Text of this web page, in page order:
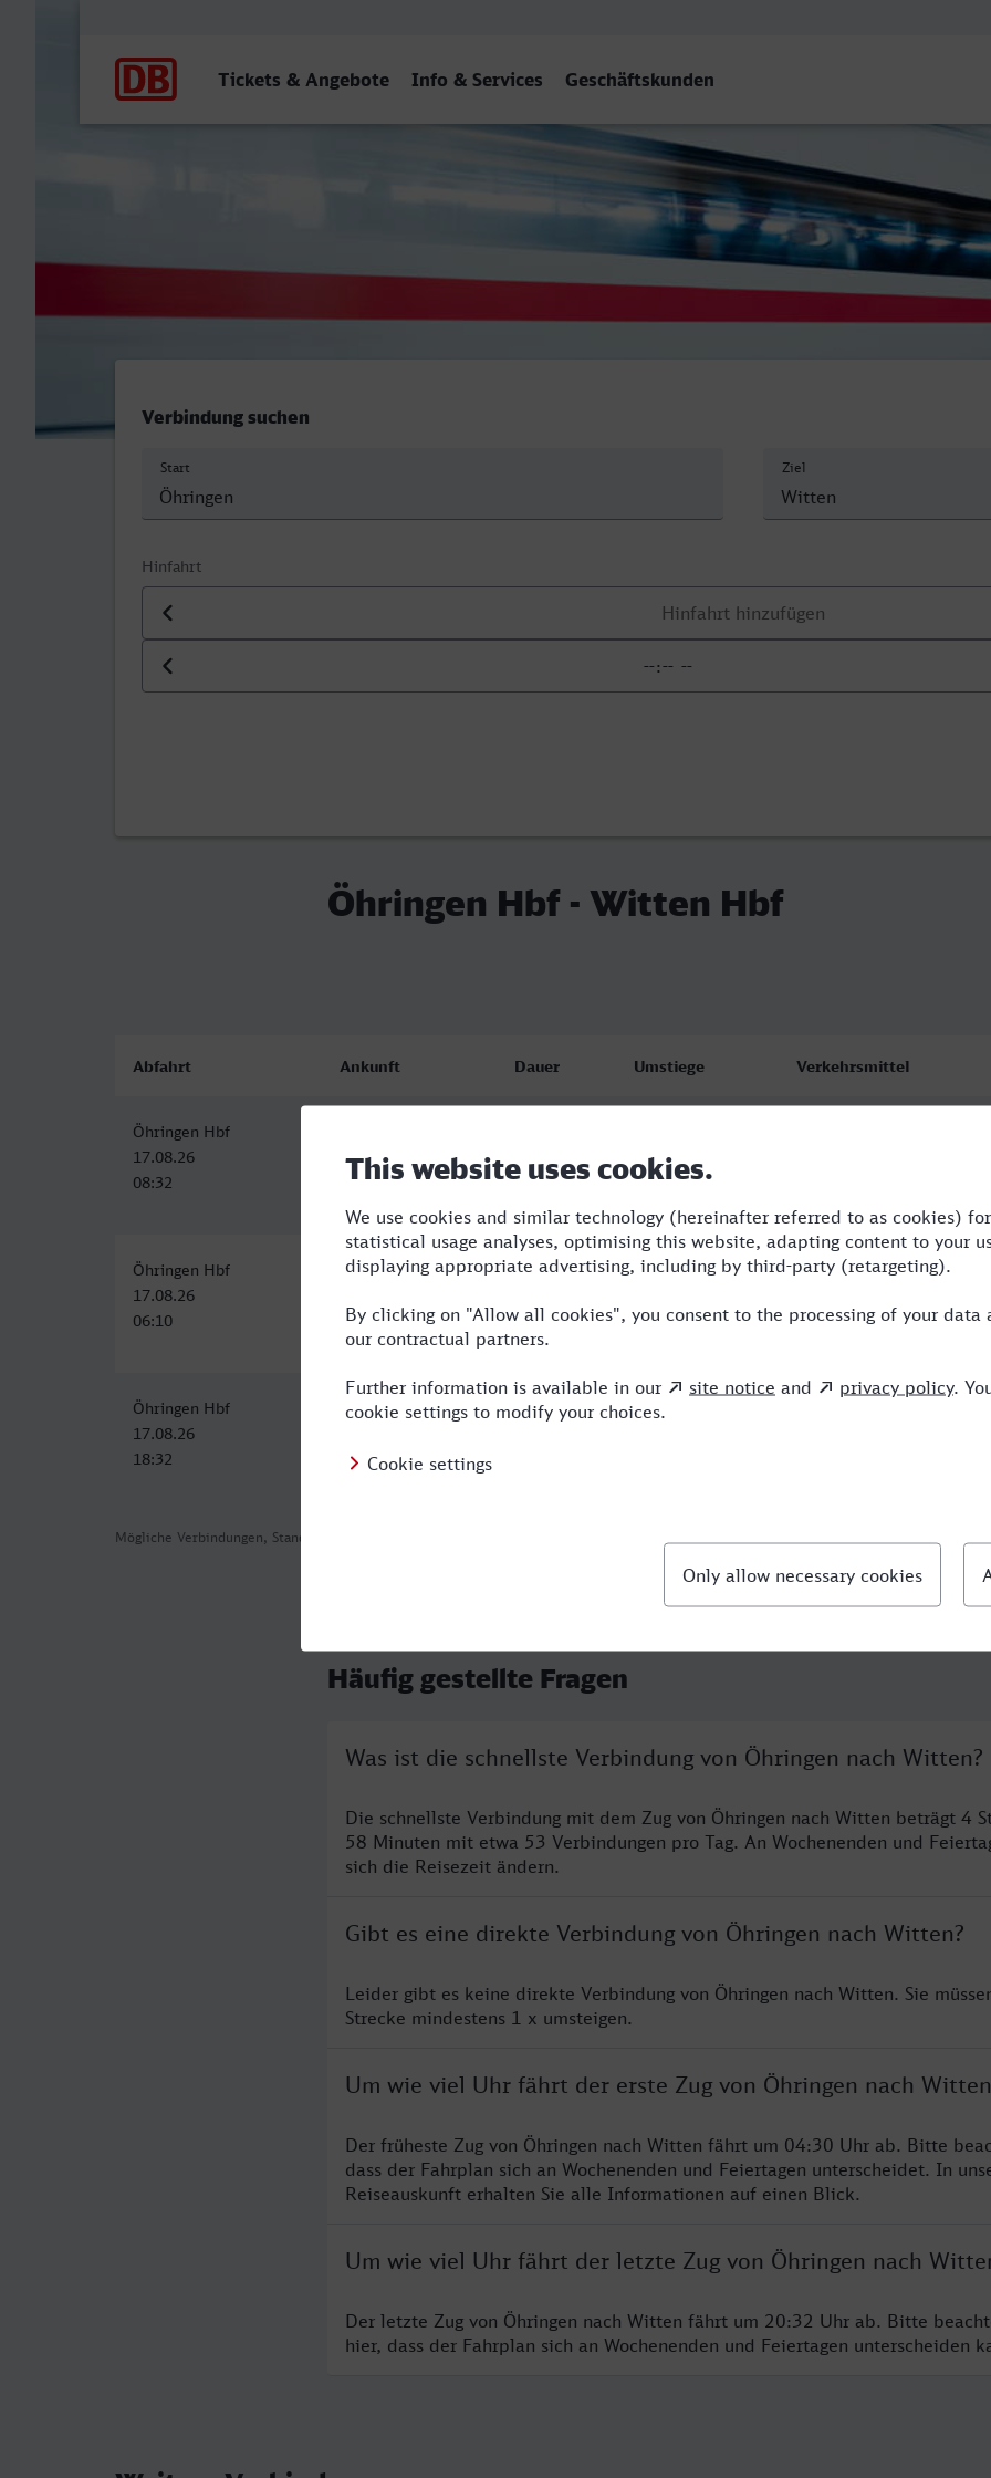
Tickets & Angebote Info & Services Geschäftskunden
Verbindung suchen
Start Ziel
Hinfahrt
Datum der Hinfahrt
Uhrzeit der Hinfahrt
Öhringen Hbf - Witten Hbf
Mögliche Verbindungen, Stand: 2026-08-03 05:31
Abfahrt Ankunft Dauer Umstiege Verkehrsmittel
Öhringen Hbf
17.08.26
08:32
17.08.26
13:30
Öhringen Hbf
17.08.26
06:10
Witten Hbf
11:30
5:20 3 RB,RE,ICE
Öhringen Hbf
17.08.26
18:32
Witten Hbf
00:31
5:59 4
Häufig gestellte Fragen
Was ist die schnellste Verbindung von Öhringen nach Witten?
Die schnellste Verbindung mit dem Zug von Öhringen nach Witten beträgt 4
58 Minuten mit etwa 53 Verbindungen pro Tag. An Wochenenden und
sich die Reisezeit ändern.
Gibt es eine direkte Verbindung von Öhringen nach Witten?
Leider gibt es keine direkte Verbindung von Öhringen nach Witten. Sie
Strecke mindestens 1 x umsteigen.
Um wie viel Uhr fährt der erste Zug von Öhringen nach
Der früheste Zug von Öhringen nach Witten fährt um 04:30 Uhr ab. Bitte
dass der Fahrplan sich an Wochenenden und Feiertagen unterscheidet. In
Reiseauskunft erhalten Sie alle Informationen auf einen Blick.
Um wie viel Uhr fährt der letzte Zug von Öhringen nach
Der letzte Zug von Öhringen nach Witten fährt um 20:32 Uhr ab. Bitte
hier, dass der Fahrplan sich an Wochenenden und Feiertagen unterscheiden